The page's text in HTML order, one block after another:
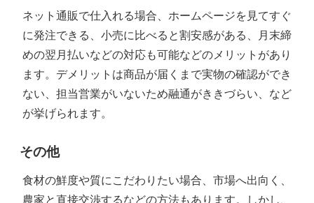
ネット通販で仕入れる場合、ホームページを見てすぐ
に発注できる、小売に比べると割安感がある、月末締
めの翌月払いなどの対応も可能などのメリットがあり
ます。デメリットは商品が届くまで実物の確認ができ
ない、担当営業がいないため融通がききづらい、など
が挙げられます。
その他
食材の鮮度や質にこだわりたい場合、市場へ出向く、
農家と直接交渉するなどの方法もあります。しかし、